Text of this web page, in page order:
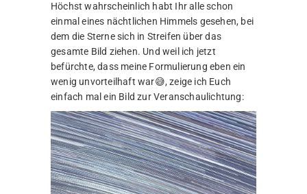
Höchst wahrscheinlich habt Ihr alle schon
einmal eines nächtlichen Himmels gesehen, bei
dem die Sterne sich in Streifen über das
gesamte Bild ziehen. Und weil ich jetzt
befürchte, dass meine Formulierung eben ein
wenig unvorteilhaft war😅, zeige ich Euch
einfach mal ein Bild zur Veranschaulichtung: